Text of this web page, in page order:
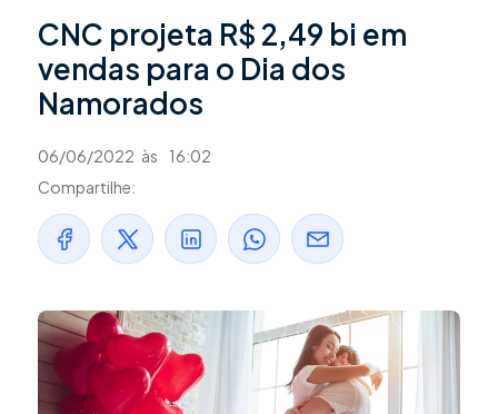
CNC projeta R$ 2,49 bi em
vendas para o Dia dos
Namorados
06/06/2022 às
16:02
Compartilhe: